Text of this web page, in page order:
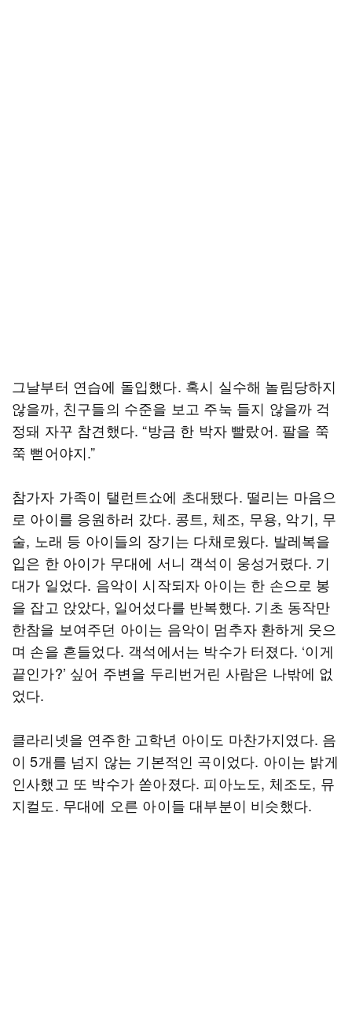
그날부터 연습에 돌입했다. 혹시 실수해 놀림당하지
않을까, 친구들의 수준을 보고 주눅 들지 않을까 걱
정돼 자꾸 참견했다. “방금 한 박자 빨랐어. 팔을 쭉
쭉 뻗어야지.”
참가자 가족이 탤런트쇼에 초대됐다. 떨리는 마음으
로 아이를 응원하러 갔다. 콩트, 체조, 무용, 악기, 무
술, 노래 등 아이들의 장기는 다채로웠다. 발레복을
입은 한 아이가 무대에 서니 객석이 웅성거렸다. 기
대가 일었다. 음악이 시작되자 아이는 한 손으로 봉
을 잡고 앉았다, 일어섰다를 반복했다. 기초 동작만
한참을 보여주던 아이는 음악이 멈추자 환하게 웃으
며 손을 흔들었다. 객석에서는 박수가 터졌다. ‘이게
끝인가?’ 싶어 주변을 두리번거린 사람은 나밖에 없
었다.
클라리넷을 연주한 고학년 아이도 마찬가지였다. 음
이 5개를 넘지 않는 기본적인 곡이었다. 아이는 밝게
인사했고 또 박수가 쏟아졌다. 피아노도, 체조도, 뮤
지컬도. 무대에 오른 아이들 대부분이 비슷했다.